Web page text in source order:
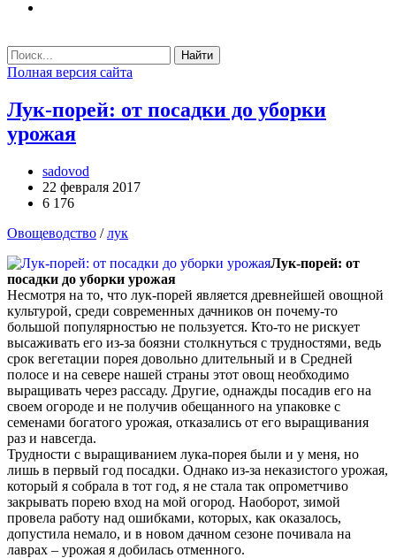
Найти
Полная версия сайта
Лук-порей: от посадки до уборки
урожая
sadovod
22 февраля 2017
6 176
Овощеводство /лук
Лук-порей: от
посадки до уборки урожая
Несмотря на то, что лук-порей является древнейшей овощной
культурой, среди современных дачников он почему-то
большой популярностью не пользуется. Кто-то не рискует
высаживать его из-за боязни столкнуться с трудностями, ведь
срок вегетации порея довольно длительный и в Средней
полосе и на севере нашей страны этот овощ необходимо
выращивать через рассаду. Другие, однажды посадив его на
своем огороде и не получив обещанного на упаковке с
семенами богатого урожая, отказались от его выращивания
раз и навсегда.
Трудности с выращиванием лука-порея были и у меня, но
лишь в первый год посадки. Однако из-за неказистого урожая,
который я собрала в тот год, я не стала так опрометчиво
закрывать порею вход на мой огород. Наоборот, зимой
провела работу над ошибками, которых, как оказалось,
допустила немало, и в новом дачном сезоне почивала на
лаврах – урожая я добилась отменного.